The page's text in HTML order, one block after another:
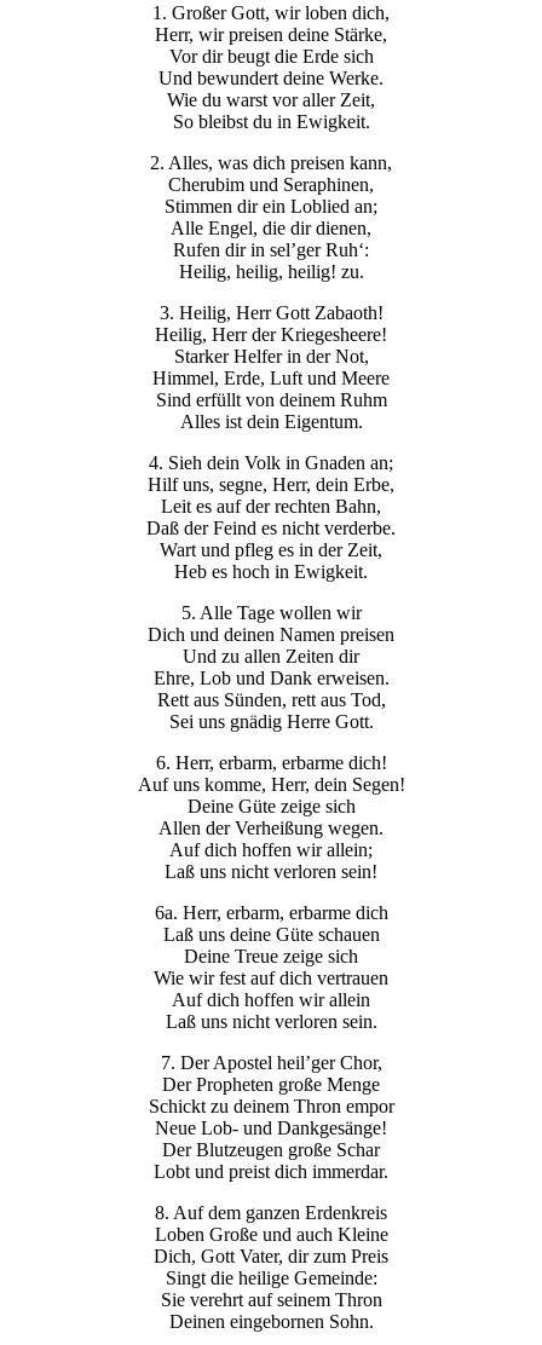
1. Großer Gott, wir loben dich,
Herr, wir preisen deine Stärke,
Vor dir beugt die Erde sich
Und bewundert deine Werke.
Wie du warst vor aller Zeit,
So bleibst du in Ewigkeit.
2. Alles, was dich preisen kann,
Cherubim und Seraphinen,
Stimmen dir ein Loblied an;
Alle Engel, die dir dienen,
Rufen dir in sel’ger Ruh‘:
Heilig, heilig, heilig! zu.
3. Heilig, Herr Gott Zabaoth!
Heilig, Herr der Kriegesheere!
Starker Helfer in der Not,
Himmel, Erde, Luft und Meere
Sind erfüllt von deinem Ruhm
Alles ist dein Eigentum.
4. Sieh dein Volk in Gnaden an;
Hilf uns, segne, Herr, dein Erbe,
Leit es auf der rechten Bahn,
Daß der Feind es nicht verderbe.
Wart und pfleg es in der Zeit,
Heb es hoch in Ewigkeit.
5. Alle Tage wollen wir
Dich und deinen Namen preisen
Und zu allen Zeiten dir
Ehre, Lob und Dank erweisen.
Rett aus Sünden, rett aus Tod,
Sei uns gnädig Herre Gott.
6. Herr, erbarm, erbarme dich!
Auf uns komme, Herr, dein Segen!
Deine Güte zeige sich
Allen der Verheißung wegen.
Auf dich hoffen wir allein;
Laß uns nicht verloren sein!
6a. Herr, erbarm, erbarme dich
Laß uns deine Güte schauen
Deine Treue zeige sich
Wie wir fest auf dich vertrauen
Auf dich hoffen wir allein
Laß uns nicht verloren sein.
7. Der Apostel heil’ger Chor,
Der Propheten große Menge
Schickt zu deinem Thron empor
Neue Lob- und Dankgesänge!
Der Blutzeugen große Schar
Lobt und preist dich immerdar.
8. Auf dem ganzen Erdenkreis
Loben Große und auch Kleine
Dich, Gott Vater, dir zum Preis
Singt die heilige Gemeinde:
Sie verehrt auf seinem Thron
Deinen eingebornen Sohn.